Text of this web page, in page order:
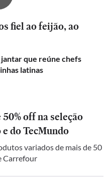
fiel ao feijão, ao
que reúne chefs
latinas
off na seleção
do TecMundo
variados de mais de 50
Carrefour